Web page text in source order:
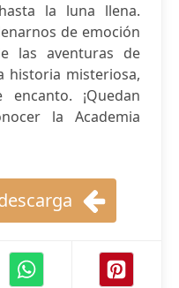
la luna llena.
de emoción
las aventuras de
historia misteriosa,
¡Quedan
la Academia